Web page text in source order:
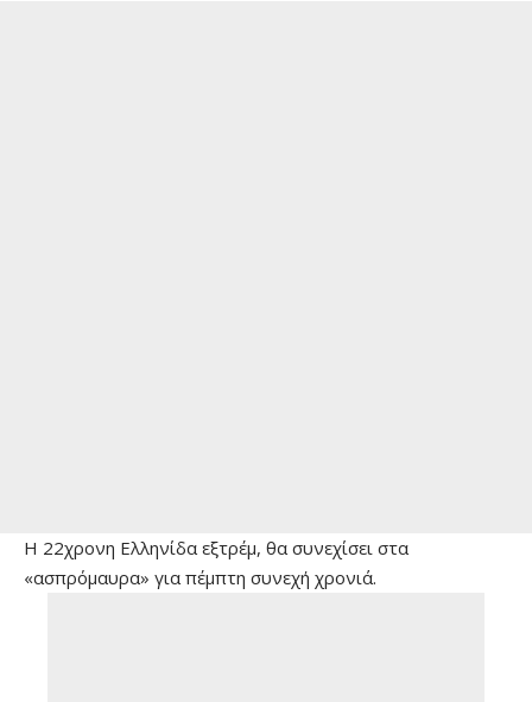
H 22χρονη Ελληνίδα εξτρέμ, θα συνεχίσει στα
«ασπρόμαυρα» για πέμπτη συνεχή χρονιά.